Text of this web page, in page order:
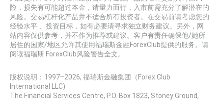
险，损失有可能超过本金，请量力而行，入市前需充分了解潜在的
风险。交易杠杆化产品并不适合所有投资者。在交易前请考虑您的
经验水平 、投资目标，如有必要请寻求独立财务建议。另外，网
站内容仅供参考，并不作为推荐或建议。客户有责任确保他/她所
居住的国家/地区允许其使用福瑞斯金融ForexClub提供的服务。请
阅读福瑞斯 ForexClub风险警告全文。
版权说明：1997–2026, 福瑞斯金融集团（Forex Club
International LLC)
The Financial Services Centre, P.O. Box 1823, Stoney Ground,